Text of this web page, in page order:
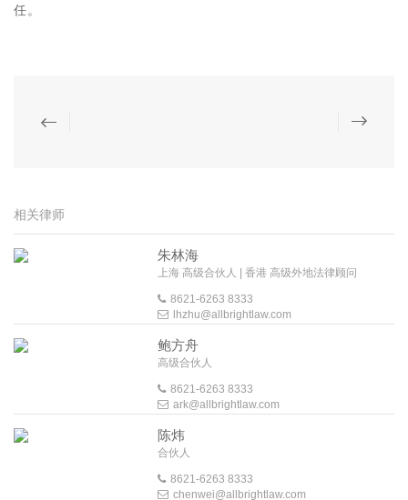
任。
相关律师
朱林海
上海 高级合伙人 | 香港 高级外地法律顾问
8621-6263 8333
lhzhu@allbrightlaw.com
鲍方舟
高级合伙人
8621-6263 8333
ark@allbrightlaw.com
陈炜
合伙人
8621-6263 8333
chenwei@allbrightlaw.com